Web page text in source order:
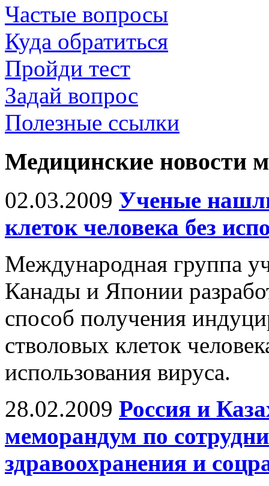
Частые вопросы
Куда обратиться
Пройди тест
Задай вопрос
Полезные ссылки
Медицинские новости
02.03.2009 Ученые
клеток человека без
Международная группа
Канады и Японии
способ получения
стволовых клеток
использования вируса.
28.02.2009 Россия и
меморандум по
здравоохранения и